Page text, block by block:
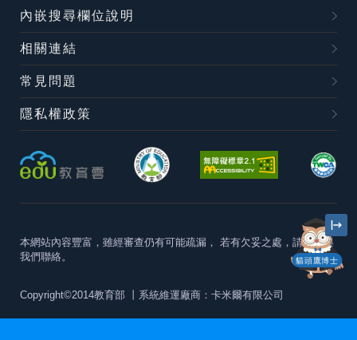
貓頭鷹博士
內嵌搜尋欄位說明
相關連結
常見問題
隱私權政策
本網站內容豐富，雖經審查仍有可能疏漏， 若有欠妥之處，請隨時與
我們聯絡。
Copyright©2014教育部 丨系統維運廠商：卡米爾有限公司